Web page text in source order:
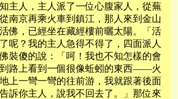
主人，主人派了一位心腹家人，從蕪
南京再乘火車到鎮江，那人來到金山
佛，已經坐在藏經樓前曬太陽。「活
呢？我的主人急得不得了，四面派人
裝傻的說：「呵！我也不知怎樣的會
路上看到一個很像蚯蚓的東西——火
上一彎一彎的往前游，我就跟著後面
訴你主人，說我不回去了。」那位來